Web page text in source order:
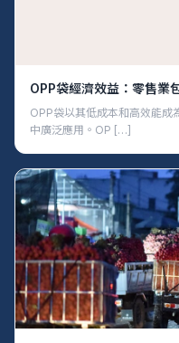
OPP袋經濟效益：零售業
OPP袋以其低成本和高效能成
中廣泛應用。OP […]